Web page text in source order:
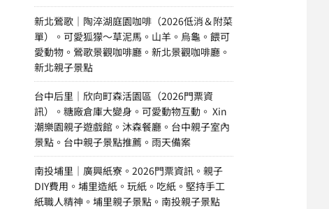
新北鶯歌｜陶淬湖庭園咖啡（2026低消＆附菜
單）。可愛狐獴～草泥馬。山羊。烏龜。餵可
愛動物。鶯歌景觀咖啡廳。新北景觀咖啡廳。
新北親子景點
台中后里｜欣向町森活園區（2026門票資
訊）。糖廠倉庫大變身。可愛動物互動。 Xin
潮樂園親子遊戲館。沐森餐廳。台中親子室內
景點。台中親子景點推薦。雨天備案
南投埔里｜廣興紙寮。2026門票資訊。親子
DIY費用。埔里造紙。玩紙。吃紙。堅持手工
紙職人精神。埔里親子景點。南投親子景點